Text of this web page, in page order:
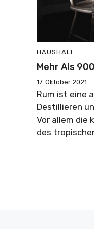
HAUSHALT
Mehr Als
17. Oktober 2021
Rum ist eine
Destillieren
Vor allem die
des